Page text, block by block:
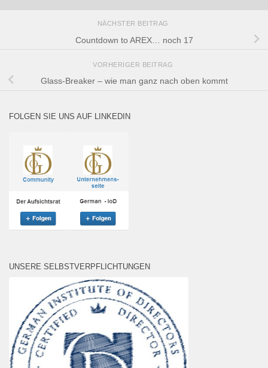
NÄCHSTER BEITRAG
Countdown to AREX… noch 17
VORHERIGER BEITRAG
Glass-Breaker – wie man ganz nach oben kommt
FOLGEN SIE UNS AUF LINKEDIN
UNSERE SELBSTVERPFLICHTUNGEN